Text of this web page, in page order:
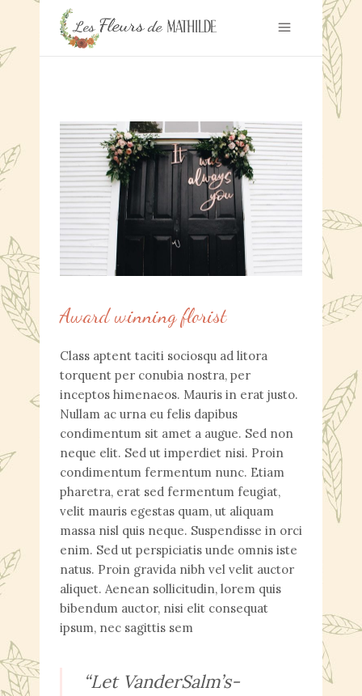
Award winning florist
Class aptent taciti sociosqu ad litora
torquent per conubia nostra, per
inceptos himenaeos. Mauris in erat justo.
Nullam ac urna eu felis dapibus
condimentum sit amet a augue. Sed non
neque elit. Sed ut imperdiet nisi. Proin
condimentum fermentum nunc. Etiam
pharetra, erat sed fermentum feugiat,
velit mauris egestas quam, ut aliquam
massa nisl quis neque. Suspendisse in orci
enim. Sed ut perspiciatis unde omnis iste
natus. Proin gravida nibh vel velit auctor
aliquet. Aenean sollicitudin, lorem quis
bibendum auctor, nisi elit consequat
ipsum, nec sagittis sem
“Let VanderSalm’s-